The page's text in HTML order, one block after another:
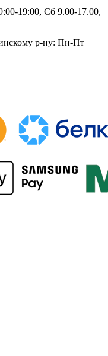
19:00, Сб 9.00-17.00,
р-ну: Пн-Пт